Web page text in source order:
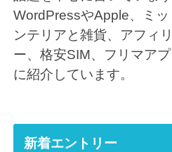
WordPressやApple、ミ
ンテリアと雑貨、アフィ
ー、格安SIM、フリマア
に紹介しています。
新着エントリー